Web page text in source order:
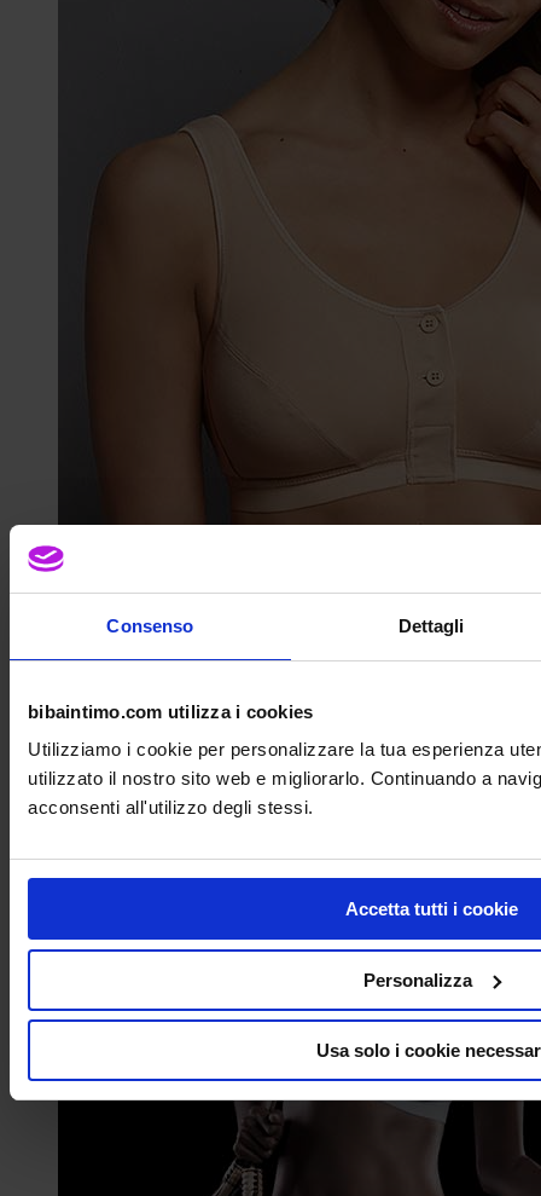
Consenso Dettagli
bibaintimo.com utilizza i cookies
Utilizziamo i cookie per personalizzare la tua esperienza
utilizzato il nostro sito web e migliorarlo. Continuando a
acconsenti all'utilizzo degli stessi.
Accetta tutti i cookie
Personalizza
Usa solo i cookie
Cod. 5315X_AN
€52,00